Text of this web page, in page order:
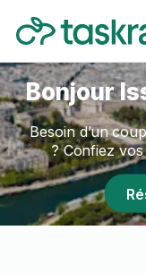
Bonjour
Besoin d’un
? Confiez